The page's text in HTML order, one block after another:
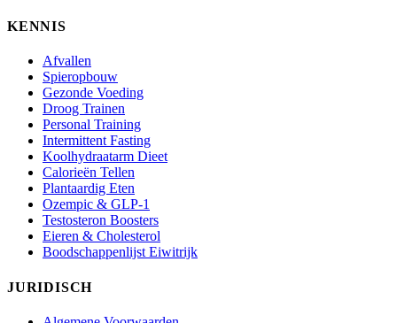
KENNIS
Afvallen
Spieropbouw
Gezonde Voeding
Droog Trainen
Personal Training
Intermittent Fasting
Koolhydraatarm Dieet
Calorieën Tellen
Plantaardig Eten
Ozempic & GLP-1
Testosteron Boosters
Eieren & Cholesterol
Boodschappenlijst Eiwitrijk
JURIDISCH